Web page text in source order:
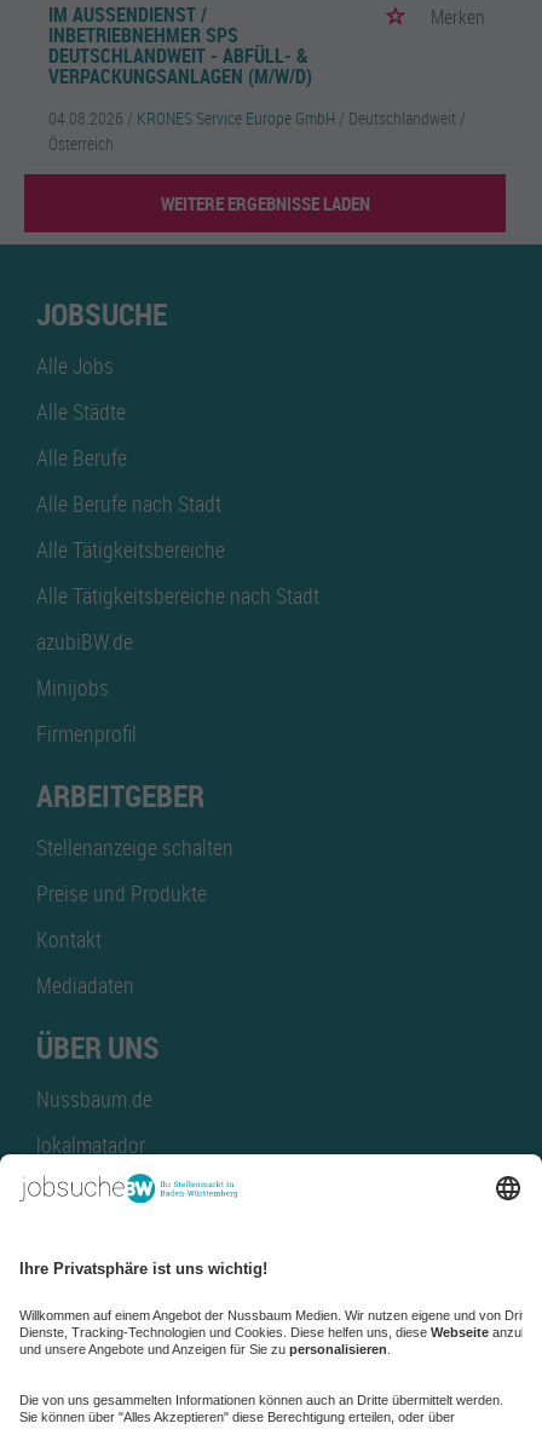
IM AUSSENDIENST / I
NBETRIEBNEHMER SPS D
EUTSCHLANDWEIT - ABFÜLL- & V
ERPACKUNGSANLAGEN (M/W/D)
Merken
04.08.2026 / KRONES Service Europe GmbH / Deutschlandweit /
Österreich
WEITERE ERGEBNISSE LADEN
JOBSUCHE
Alle Jobs
Alle Städte
Alle Berufe
Alle Berufe nach Stadt
Alle Tätigkeitsbereiche
Alle Tätigkeitsbereiche nach Stadt
azubiBW.de
Minijobs
Firmenprofil
ARBEITGEBER
Stellenanzeige schalten
Preise und Produkte
Kontakt
Mediadaten
ÜBER UNS
Nussbaum.de
lokalmatador
kaufinBW
NussbaumID
Nussbaum Medien